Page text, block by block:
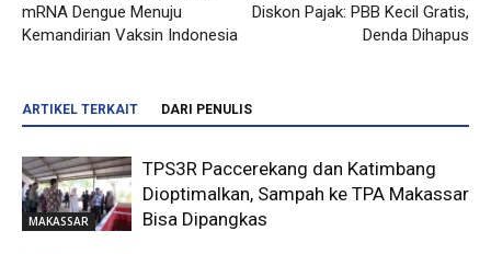
mRNA Dengue Menuju
Kemandirian Vaksin Indonesia
Diskon Pajak: PBB Kecil Gratis,
Denda Dihapus
ARTIKEL TERKAIT DARI PENULIS
MAKASSAR
TPS3R Paccerekang dan Katimbang
Dioptimalkan, Sampah ke TPA Makassar
Bisa Dipangkas